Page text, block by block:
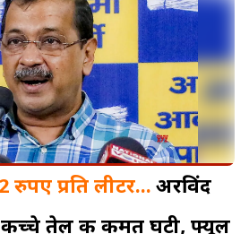
रुपए प्रति लीटर... अरविंद
तेल की कीमत घटी, फ्यूल